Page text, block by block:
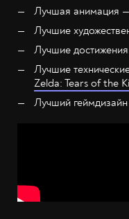
Лучшая анимация —
Лучшие
Лучшие
Лучшие
Zelda: Tears of the
Лучший